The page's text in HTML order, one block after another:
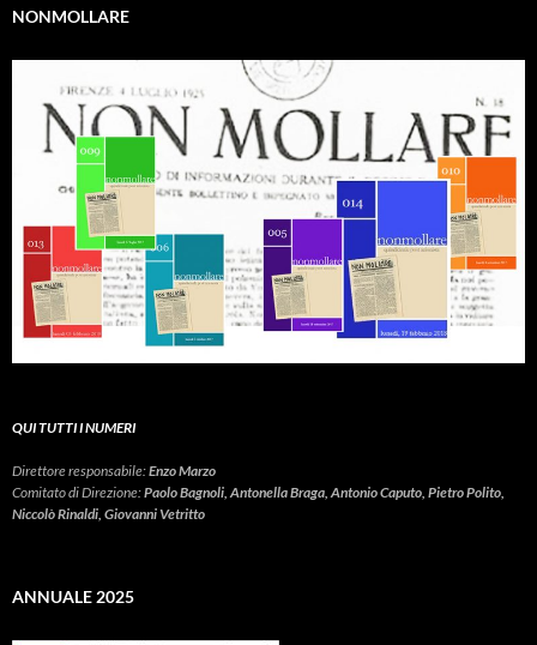
NONMOLLARE
QUI TUTTI I NUMERI
Direttore responsabile:Enzo Marzo
Comitato di Direzione:Paolo Bagnoli, Antonella Braga, Antonio Caputo, Pietro Polito,
Niccolò Rinaldi, Giovanni Vetritto
ANNUALE 2025